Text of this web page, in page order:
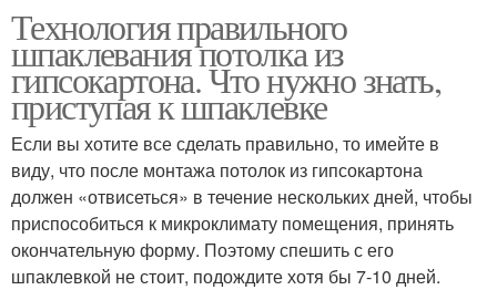
Технология правильного
шпаклевания потолка из
гипсокартона. Что нужно знать,
приступая к шпаклевке
Если вы хотите все сделать правильно, то имейте в
виду, что после монтажа потолок из гипсокартона
должен «отвисеться» в течение нескольких дней, чтобы
приспособиться к микроклимату помещения, принять
окончательную форму. Поэтому спешить с его
шпаклевкой не стоит, подождите хотя бы 7-10 дней.